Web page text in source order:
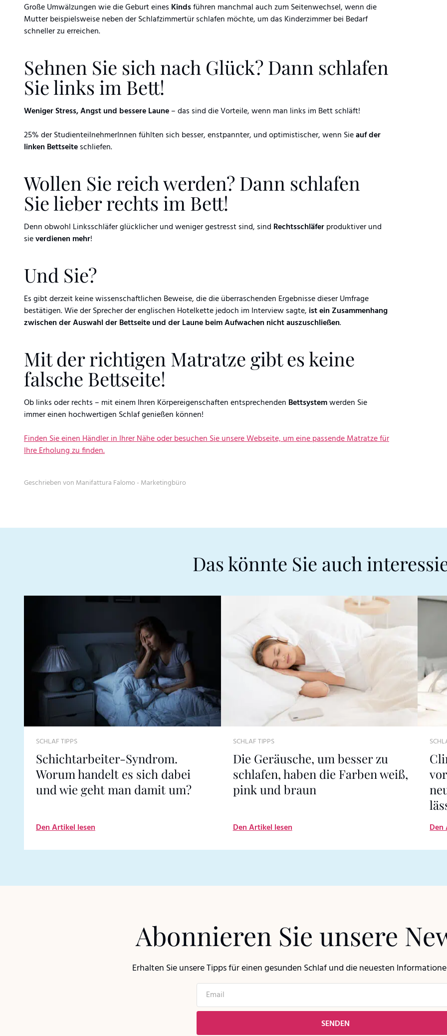
Große Umwälzungen wie die Geburt eines Kindsführen manchmal auch zum Seitenwechsel, wenn die
Mutter beispielsweise neben der Schlafzimmertür schlafen möchte, um das Kinderzimmer bei Bedarf
schneller zu erreichen.
Sehnen Sie sich nach Glück? Dann schlafen
Sie links im Bett!
Weniger Stress, Angst und bessere Laune– das sind die Vorteile, wenn man links im Bett schläft!
25% der StudienteilnehmerInnen fühlten sich besser, enstpannter, und optimistischer, wenn Sieauf der
linken Bettseiteschliefen.
Wollen Sie reich werden? Dann schlafen
Sie lieber rechts im Bett!
Denn obwohl Linksschläfer glücklicher und weniger gestresst sind, sind Rechtsschläferproduktiver und
sieverdienen mehr!
Und Sie?
Es gibt derzeit keine wissenschaftlichen Beweise, die die überraschenden Ergebnisse dieser Umfrage
bestätigen. Wie der Sprecher der englischen Hotelkette jedoch im Interview sagte, ist ein Zusammenhang
zwischen der Auswahl der Bettseite und der Laune beim Aufwachen nicht auszuschließen.
Mit der richtigen Matratze gibt es keine
falsche Bettseite!
Ob links oder rechts – mit einem Ihren Körpereigenschaften entsprechenden Bettsystemwerden Sie
immer einen hochwertigen Schlaf genießen können!
Finden Sie einen Händler in Ihrer Nähe oder besuchen Sie unsere Webseite, um eine passende Matratze für
Ihre Erholung zu finden.
Geschrieben von Manifattura Falomo - Marketingbüro
Das könnte Sie auch
SCHLAF TIPPS
Schichtarbeiter-Syndrom.
Worum handelt es sich dabei
und wie geht man damit um?
Den Artikel lesen
SCHLAF TIPPS
Die Geräusche, um besser zu
schlafen, haben die Farben weiß,
pink und braun
Den Artikel lesen Den
Abonnieren Sie unsere
Erhalten Sie unsere Tipps für einen gesunden Schlaf und die neuesten